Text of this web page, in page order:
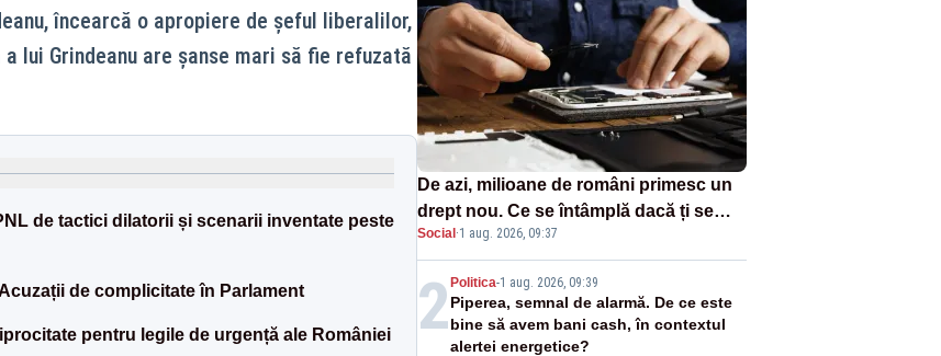
încearcă o apropiere de șeful liberalilor,
lui Grindeanu are șanse mari să fie refuzată
de tactici dilatorii și scenarii inventate peste
de complicitate în Parlament
pentru legile de urgență ale României
De azi, milioane de români primesc un
drept nou. Ce se întâmplă dacă ți se
strică un produs
Social ·1 aug. 2026, 09:37
2 Politica-1 aug. 2026, 09:39
Piperea, semnal de alarmă. De ce este
bine să avem bani cash, în contextul
alertei energetice?